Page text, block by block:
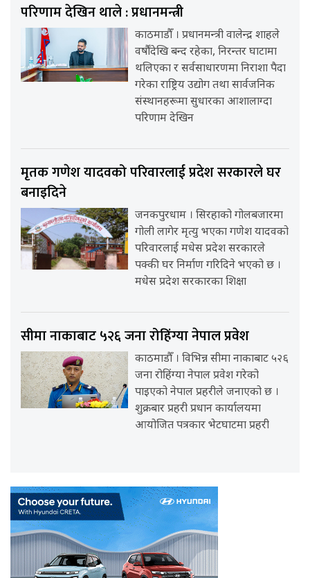
परिणाम देखिन थाले : प्रधानमन्त्री
काठमाडौँ । प्रधानमन्त्री वालेन्द्र शाहले
वर्षौंदेखि बन्द रहेका, निरन्तर घाटामा
थलिएका र सर्वसाधारणमा निराशा पैदा
गरेका राष्ट्रिय उद्योग तथा सार्वजनिक
संस्थानहरूमा सुधारका आशालाग्दा
परिणाम देखिन
मृतक गणेश यादवको परिवारलाई प्रदेश सरकारले घर
बनाइदिने
जनकपुरधाम । सिरहाको गोलबजारमा
गोली लागेर मृत्यु भएका गणेश यादवको
परिवारलाई मधेस प्रदेश सरकारले
पक्की घर निर्माण गरिदिने भएको छ ।
मधेस प्रदेश सरकारका शिक्षा
सीमा नाकाबाट ५२६ जना रोहिंग्या नेपाल प्रवेश
काठमाडौँ । विभिन्न सीमा नाकाबाट ५२६
जना रोहिंग्या नेपाल प्रवेश गरेको
पाइएको नेपाल प्रहरीले जनाएको छ ।
शुक्रबार प्रहरी प्रधान कार्यालयमा
आयोजित पत्रकार भेटघाटमा प्रहरी